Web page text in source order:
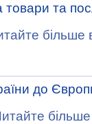
товари та
більше
до
більше